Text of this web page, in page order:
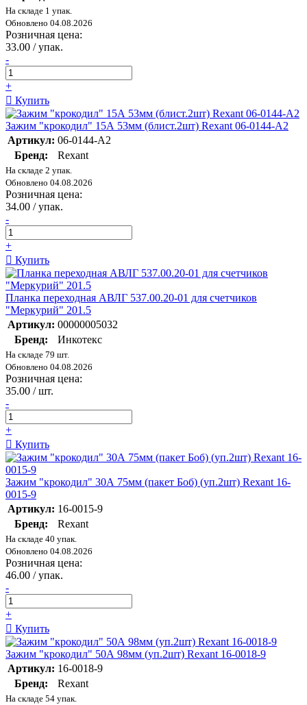
На складе 1 упак.
Обновлено 04.08.2026
Розничная цена:
33.00 / упак.
-
+
Купить
Зажим "крокодил" 15А 53мм (блист.2шт) Rexant 06-0144-A2
Артикул: 06-0144-A2
Бренд:
Rexant
На складе 2 упак.
Обновлено 04.08.2026
Розничная цена:
34.00 / упак.
-
+
Купить
Планка переходная АВЛГ 537.00.20-01 для счетчиков
"Меркурий" 201.5
Артикул: 00000005032
Бренд:
Инкотекс
На складе 79 шт.
Обновлено 04.08.2026
Розничная цена:
35.00 / шт.
-
+
Купить
Зажим "крокодил" 30А 75мм (пакет Боб) (уп.2шт) Rexant 16-
0015-9
Артикул: 16-0015-9
Бренд:
Rexant
На складе 40 упак.
Обновлено 04.08.2026
Розничная цена:
46.00 / упак.
-
+
Купить
Зажим "крокодил" 50А 98мм (уп.2шт) Rexant 16-0018-9
Артикул: 16-0018-9
Бренд:
Rexant
На складе 54 упак.